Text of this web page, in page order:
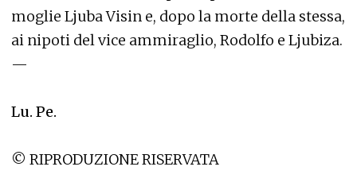
moglie Ljuba Visin e, dopo la morte della stessa,
ai nipoti del vice ammiraglio, Rodolfo e Ljubiza.
—
Lu. Pe.
© RIPRODUZIONE RISERVATA